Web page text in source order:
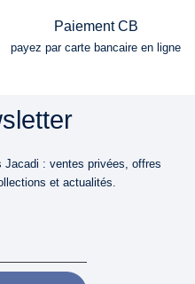
Paiement CB
payez par carte bancaire en ligne
Jacadi : ventes privées, offres
et actualités.